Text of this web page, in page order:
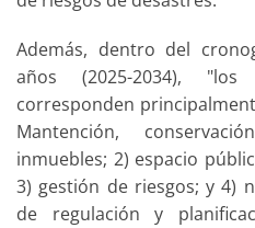
Además, dentro del
años (2025-2034), "los
corresponden
Mantención,
inmuebles; 2) espacio
3) gestión de riesgos; y 4)
de regulación y